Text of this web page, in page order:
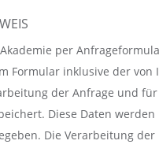
per
Formular inklusive der von
der Anfrage und für
Diese Daten
Die Verarbeitung